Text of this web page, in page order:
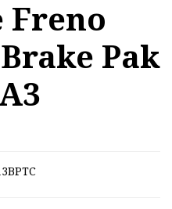
Freno
Pak